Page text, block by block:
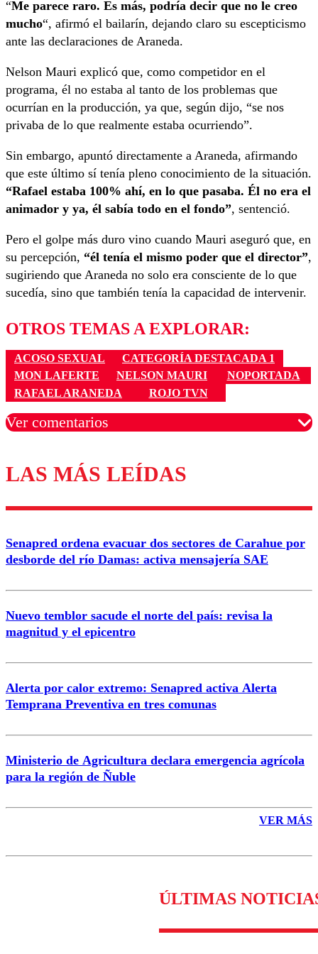
“Me parece raro. Es más, podría decir que no le creo
mucho“, afirmó el bailarín, dejando claro su escepticismo
ante las declaraciones de Araneda.
Nelson Mauri explicó que, como competidor en el
programa, él no estaba al tanto de los problemas que
ocurrían en la producción, ya que, según dijo, “se nos
privaba de lo que realmente estaba ocurriendo”.
Sin embargo, apuntó directamente a Araneda, afirmando
que este último sí tenía pleno conocimiento de la situación.
“Rafael estaba 100% ahí, en lo que pasaba. Él no era el
animador y ya, él sabía todo en el fondo”, sentenció.
Pero el golpe más duro vino cuando Mauri aseguró que, en
su percepción, “él tenía el mismo poder que el director”,
sugiriendo que Araneda no solo era consciente de lo que
sucedía, sino que también tenía la capacidad de intervenir.
OTROS TEMAS A EXPLORAR:
ACOSO SEXUAL
CATEGORÍA DESTACADA 1
MON LAFERTE
NELSON MAURI
NOPORTADA
RAFAEL ARANEDA
ROJO TVN
Ver comentarios
Los comentarios son moderados para garantizar un
diálogo respetuoso.
Nombre
Correo
LAS MÁS LEÍDAS
Senapred ordena evacuar dos sectores de Carahue por
desborde del río Damas: activa mensajería SAE
Nuevo temblor sacude el norte del país: revisa la
magnitud y el epicentro
Alerta por calor extremo: Senapred activa Alerta
Temprana Preventiva en tres comunas
Ministerio de Agricultura declara emergencia agrícola
para la región de Ñuble
VER MÁS
ÚLTIMAS